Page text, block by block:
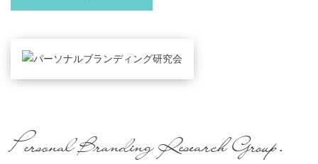
Personal Branding Research Group.